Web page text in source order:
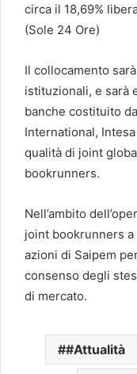
circa il 18,69%
(Sole 24 Ore)
Il collocamento
istituzionali, e sarà
banche costituito
International,
qualità di joint
bookrunners.
Nell’ambito
joint bookrunners
azioni di Saipem
consenso degli
di mercato.
#Attualità